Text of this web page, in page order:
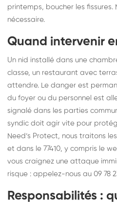
printemps, boucher les fissures.
nécessaire.
Quand intervenir
Un nid installé dans une
classe, un restaurant avec
attendre. Le danger est
du foyer ou du personnel est
signalé dans les parties
syndic doit agir vite pour
Need’s Protect, nous traitons
et dans le 77410, y compris le
vous craignez une attaque
risque : appelez-nous au 09 78
Responsabilités :